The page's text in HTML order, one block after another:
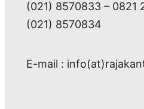
(021) 8570833 – 0821
(021) 8570834
E-mail :